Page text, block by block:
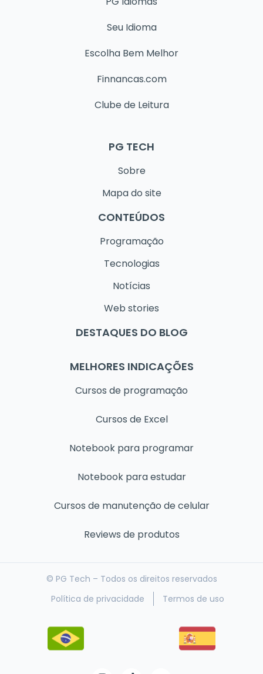
Seu Idioma
Escolha Bem Melhor
Finnancas.com
Clube de Leitura
PG TECH
Sobre
Mapa do site
CONTEÚDOS
Programação
Tecnologias
Notícias
Web stories
DESTAQUES DO BLOG
MELHORES INDICAÇÕES
Cursos de programação
Cursos de Excel
Notebook para programar
Notebook para estudar
Cursos de manutenção de celular
Reviews de produtos
© PG Tech – Todos os direitos reservados
Política de privacidade
Termos de uso